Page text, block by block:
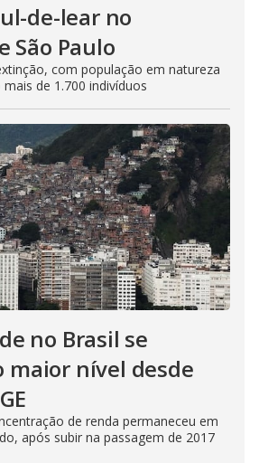
de-lear no
São Paulo
com população em natureza
de 1.700 indivíduos
no Brasil se
maior nível desde
de renda permaneceu em
após subir na passagem de 2017